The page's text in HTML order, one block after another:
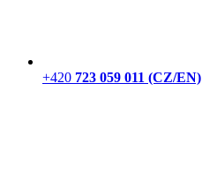
+420 723 059 011 (CZ/EN)